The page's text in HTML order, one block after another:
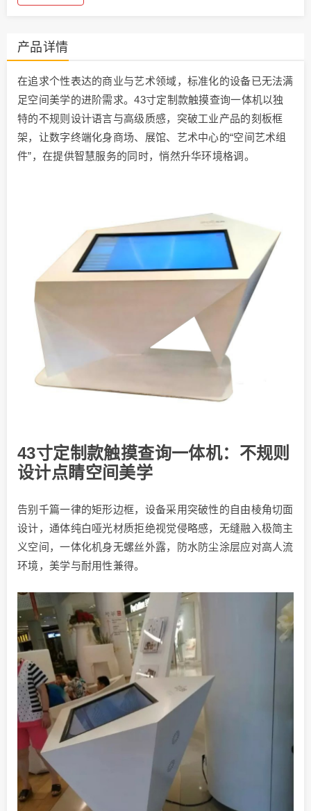
产品详情
在追求个性表达的商业与艺术领域，标准化的设备已无法满
足空间美学的进阶需求。43寸定制款触摸查询一体机以独
特的不规则设计语言与高级质感，突破工业产品的刻板框
架，让数字终端化身商场、展馆、艺术中心的“空间艺术组
件”，在提供智慧服务的同时，悄然升华环境格调。
43寸定制款触摸查询一体机：不规则
设计点睛空间美学
告别千篇一律的矩形边框，设备采用突破性的自由棱角切面
设计，通体纯白哑光材质拒绝视觉侵略感，无缝融入极简主
义空间，一体化机身无螺丝外露，防水防尘涂层应对高人流
环境，美学与耐用性兼得。